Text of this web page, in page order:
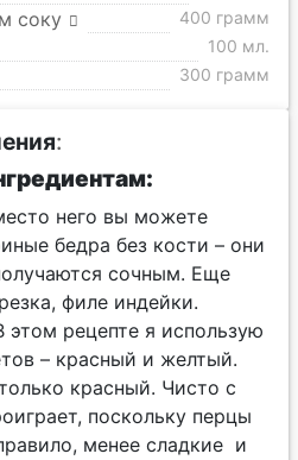
соку 400 грамм
100 мл.
300 грамм
:
него вы можете
бедра без кости – они
сочным. Еще
филе индейки.
этом рецепте я использую
– красный и желтый.
красный. Чисто с
поскольку перцы
менее сладкие и